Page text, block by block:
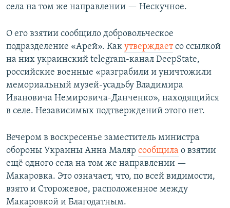
села на том же направлении — Нескучное.
О его взятии сообщило добровольческое
подразделение «Арей». Как утверждаетсо ссылкой
на них украинский telegram-канал DeepState,
российские военные «разграбили и уничтожили
мемориальный музей-усадьбу Владимира
Ивановича Немировича-Данченко», находящийся
в селе. Независимых подтверждений этого нет.
Вечером в воскресенье заместитель министра
обороны Украины Анна Маляр сообщила о взятии
ещё одного села на том же направлении —
Макаровка. Это означает, что, по всей видимости,
взято и Сторожевое, расположенное между
Макаровкой и Благодатным.